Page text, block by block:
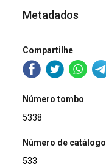
Metadados
Compartilhe
Número tombo
5338
Número de catálogo
533